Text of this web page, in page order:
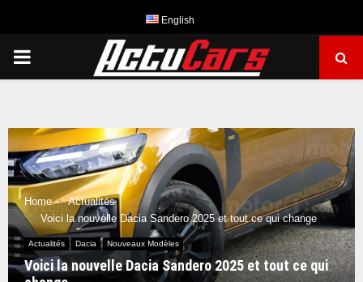
English
PRIMARY
Home
Actualités
Voici la nouvelle Dacia Sandero 2025 et tout ce qui change
Actualités Dacia Nouveaux Modèles
Voici la nouvelle Dacia Sandero 2025 et tout ce qui